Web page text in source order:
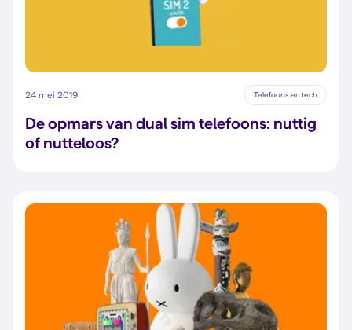
24 mei 2019 Telefoons en tech
De opmars van dual sim telefoons: nuttig
of nutteloos?